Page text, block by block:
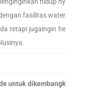
hidup ny
fasilitas water
tetapi jugaingin he
untuk dikembangk